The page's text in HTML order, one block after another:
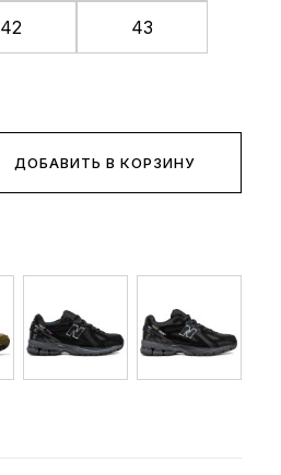
42 43
ДОБАВИТЬ В КОРЗИНУ